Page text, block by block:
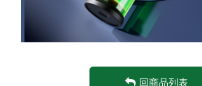
回商品列表